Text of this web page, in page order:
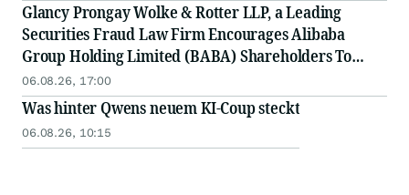
Glancy Prongay Wolke & Rotter LLP, a Leading
Securities Fraud Law Firm Encourages Alibaba
Group Holding Limited (BABA) Shareholders To
Inquire About Securities Fraud Class Action
06.08.26, 17:00
Was hinter Qwens neuem KI-Coup steckt
06.08.26, 10:15